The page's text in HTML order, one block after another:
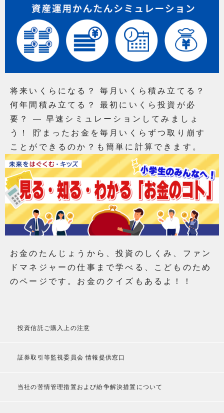
将来いくらになる？ 毎月いくら積み立てる？
何年間積み立てる？ 最初にいくら投資が必
要？ ― 早速シミュレーションしてみましょ
う！ 貯まったお金を毎月いくらずつ取り崩す
ことができるのか？も簡単に計算できます。
お金のたんじょうから、投資のしくみ、ファン
ドマネジャーの仕事まで学べる、こどものため
のページです。お金のクイズもあるよ！！
投資信託ご購入上の注意
証券取引等監視委員会 情報提供窓口
当社の苦情管理措置および紛争解決措置について